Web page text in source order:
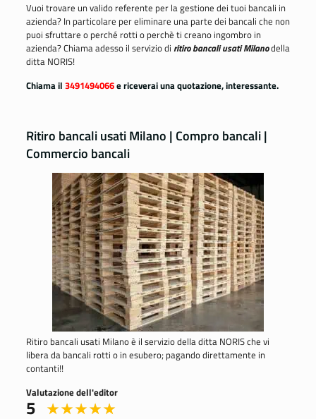
Vuoi trovare un valido referente per la gestione dei tuoi bancali in
azienda? In particolare per eliminare una parte dei bancali che non
puoi sfruttare o perché rotti o perchè ti creano ingombro in
azienda? Chiama adesso il servizio di ritiro bancali usati Milanodella
ditta NORIS!
Chiama il 3491494066e riceverai una quotazione, interessante.
Ritiro bancali usati Milano | Compro bancali |
Commercio bancali
Ritiro bancali usati Milano è il servizio della ditta NORIS che vi
libera da bancali rotti o in esubero; pagando direttamente in
contanti!!
Valutazione dell'editor
5